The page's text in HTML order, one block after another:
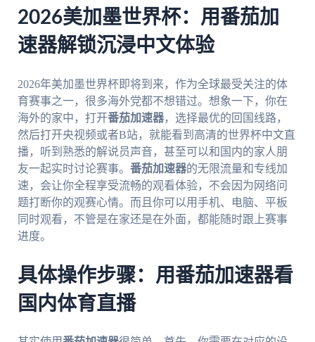
2026美加墨世界杯：用番茄加
速器解锁沉浸中文体验
2026年美加墨世界杯即将到来，作为全球最受关注的体
育赛事之一，很多海外党都不想错过。想象一下，你在
海外的家中，打开番茄加速器，选择最优的回国线路，
然后打开央视频或者B站，就能看到高清的世界杯中文直
播，听到熟悉的解说员声音，甚至可以和国内的家人朋
友一起实时讨论赛事。 番茄加速器的无限流量和专线加
速，会让你全程享受流畅的观看体验，不会因为网络问
题打断你的观赛心情。而且你可以用手机、电脑、平板
同时观看，不管是在家还是在外面，都能随时跟上赛事
进度。
具体操作步骤：用番茄加速器看
国内体育直播